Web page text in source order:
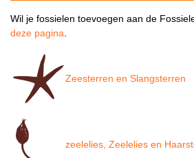
Wil je fossielen toevoegen aan de
deze pagina.
Zeesterren en Slangsterren
zeelelies, Zeelelies en